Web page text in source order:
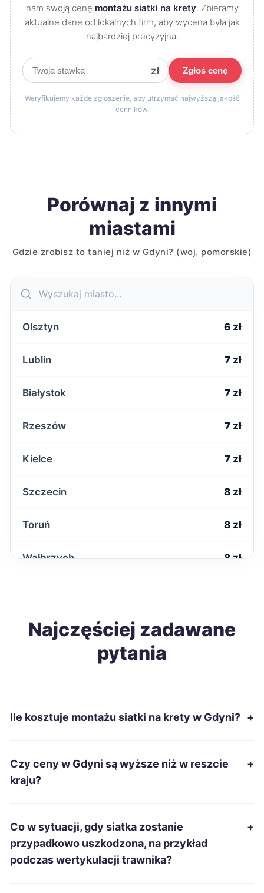
nam swoją cenę montażu siatki na krety. Zbieramy
aktualne dane od lokalnych firm, aby wycena była jak
najbardziej precyzyjna.
zł Zgłoś cenę
Weryfikujemy każde zgłoszenie, aby utrzymać najwyższą jakość
cenników.
Porównaj z innymi
miastami
Gdzie zrobisz to taniej niż w Gdyni? (woj. pomorskie)
Olsztyn 6 zł
Lublin 7 zł
Białystok 7 zł
Rzeszów 7 zł
Kielce 7 zł
Szczecin 8 zł
Toruń 8 zł
Wałbrzych 8 zł
Gdańsk TWÓJ REGION 9 zł
Płock 9 zł
Koszalin
Sosnowiec
Dąbrowa Górnicza
Najczęściej zadawane
pytania
Ile kosztuje montażu siatki na krety w Gdyni? +
Czy ceny w Gdyni są wyższe niż w reszcie
kraju?
+
Co w sytuacji, gdy siatka zostanie
przypadkowo uszkodzona, na przykład
podczas wertykulacji trawnika?
+